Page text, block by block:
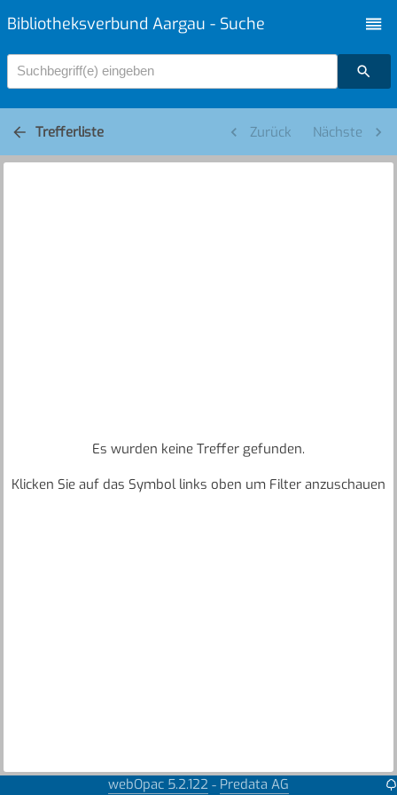
Bibliotheksverbund Aargau - Suche
Suchbegriff(e) eingeben
Trefferliste Zurück Nächste
Es wurden keine Treffer gefunden.
Klicken Sie auf das Symbol links oben um Filter anzuschauen
webOpac 5.2.122 - Predata AG